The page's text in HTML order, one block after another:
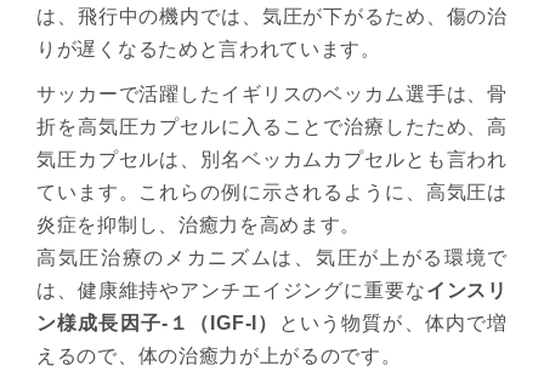
は、飛行中の機内では、気圧が下がるため、傷の治
りが遅くなるためと言われています。
サッカーで活躍したイギリスのベッカム選手は、骨
折を高気圧カプセルに入ることで治療したため、高
気圧カプセルは、別名ベッカムカプセルとも言われ
ています。これらの例に示されるように、高気圧は
炎症を抑制し、治癒力を高めます。
高気圧治療のメカニズムは、気圧が上がる環境で
は、健康維持やアンチエイジングに重要なインスリ
ン様成長因子-１（IGF-I）
という物質が、体内で増
えるので、体の治癒力が上がるのです。